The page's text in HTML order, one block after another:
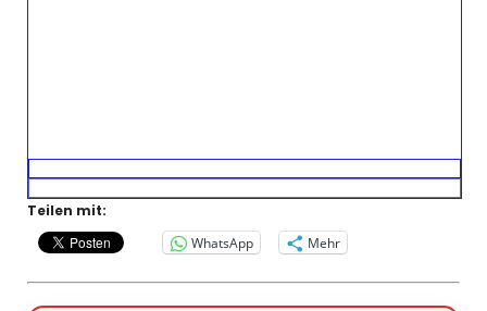
Teilen mit:
WhatsApp
Mehr